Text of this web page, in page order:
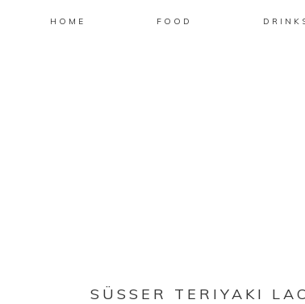
HOME FOOD
SÜSSER TERIYAKI